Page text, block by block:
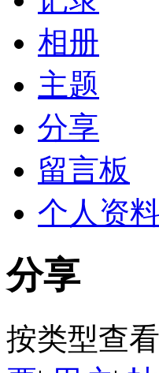
相册
主题
分享
留言板
个人资料
分享
按类型查